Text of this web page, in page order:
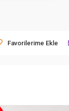
Favorilerime Ekle